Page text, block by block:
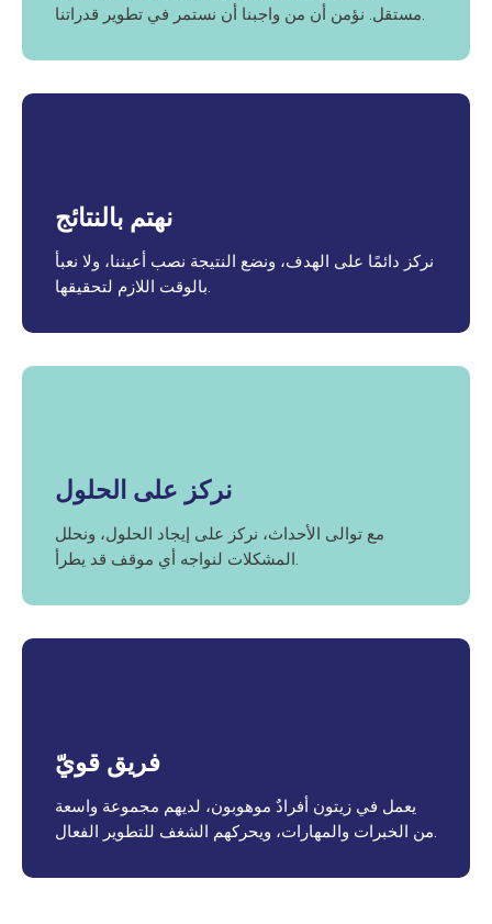
مستقل. نؤمن أن من واجبنا أن نستمر في تطوير قدراتنا.
نهتم بالنتائج
نركز دائمًا على الهدف، ونضع النتيجة نصب أعيننا، ولا نعبأ
بالوقت اللازم لتحقيقها.
نركز على الحلول
مع توالى الأحداث، نركز على إيجاد الحلول، ونحلل
المشكلات لنواجه أي موقف قد يطرأ.
فريق قويّ
يعمل في زيتون أفرادٌ موهوبون، لديهم مجموعة واسعة
من الخبرات والمهارات، ويحركهم الشغف للتطوير الفعال.